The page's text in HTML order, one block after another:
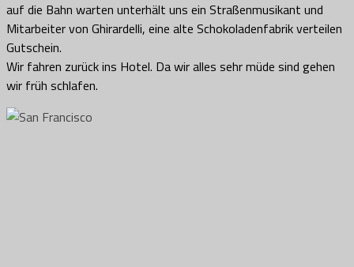
auf die Bahn warten unterhält uns ein Straßenmusikant und
Mitarbeiter von Ghirardelli, eine alte Schokoladenfabrik verteilen
Gutschein.
Wir fahren zurück ins Hotel. Da wir alles sehr müde sind gehen
wir früh schlafen.